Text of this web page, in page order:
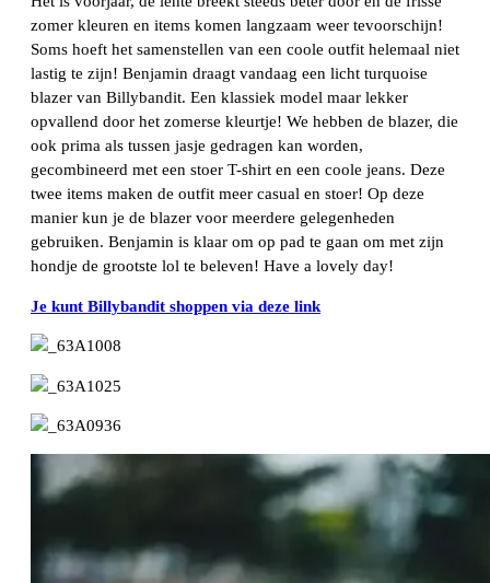
zomer kleuren en items komen langzaam weer tevoorschijn!
Soms hoeft het samenstellen van een coole outfit helemaal niet
lastig te zijn! Benjamin draagt vandaag een licht turquoise
blazer van Billybandit. Een klassiek model maar lekker
opvallend door het zomerse kleurtje! We hebben de blazer, die
ook prima als tussen jasje gedragen kan worden,
gecombineerd met een stoer T-shirt en een coole jeans. Deze
twee items maken de outfit meer casual en stoer! Op deze
manier kun je de blazer voor meerdere gelegenheden
gebruiken. Benjamin is klaar om op pad te gaan om met zijn
hondje de grootste lol te beleven! Have a lovely day!
Je kunt Billybandit shoppen via deze link